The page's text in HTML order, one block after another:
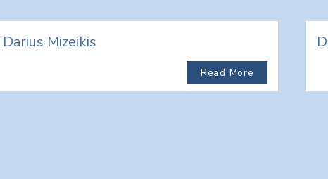
Darius Mizeikis
Read More